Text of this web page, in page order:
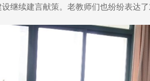
继续建言献策。老教师们也纷纷表达